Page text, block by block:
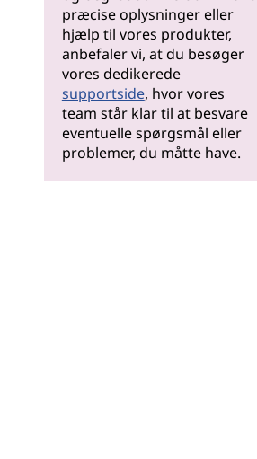
præcise oplysninger eller
hjælp til vores produkter,
anbefaler vi, at du besøger
vores dedikerede
supportside, hvor vores
team står klar til at besvare
eventuelle spørgsmål eller
problemer, du måtte have.